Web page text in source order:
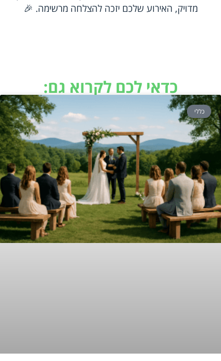
מדויק, האירוע שלכם יזכה להצלחה מרשימה. 🎉
כדאי לכם לקרוא גם:
כללי